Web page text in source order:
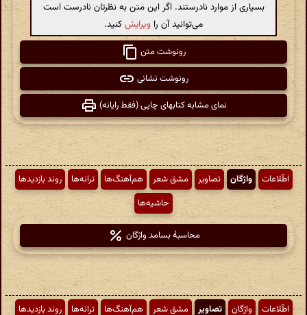
بسیاری از موارد نادرستند. اگر این متن به نظرتان نادرست است
می‌توانید آن را ویرایشکنید.
رونوشت متن
رونوشت نشانی
نمای مشابه کتابهای چاپی (فقط رایانه)
اطّلاعات واژگان تصاویر مشق شعر هم‌آهنگ‌ها ترانه‌ها
روند بازدیدها
حاشیه‌ها
محاسبهٔ بسامد واژگان
اطّلاعات واژگان تصاویر مشق شعر هم‌آهنگ‌ها ترانه‌ها
روند بازدیدها